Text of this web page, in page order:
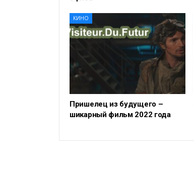
КИНО
Пришелец из будущего –
шикарный фильм 2022 года